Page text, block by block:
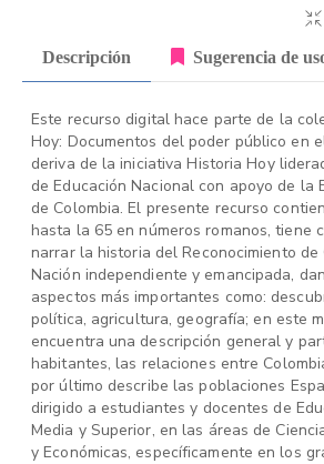
Descripción Sugerencia de
Este recurso digital hace parte de la
Hoy: Documentos del poder público en
deriva de la iniciativa Historia Hoy
de Educación Nacional con apoyo de la
de Colombia. El presente recurso
hasta la 65 en números romanos, tiene
narrar la historia del Reconocimiento de
Nación independiente y emancipada,
aspectos más importantes como:
política, agricultura, geografía; en este
encuentra una descripción general y
habitantes, las relaciones entre
por último describe las poblaciones
dirigido a estudiantes y docentes de
Media y Superior, en las áreas de
y Económicas, específicamente en los